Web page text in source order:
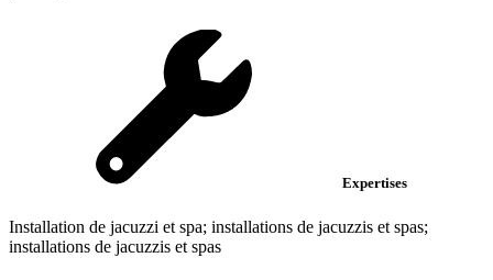
Expertises
Installation de jacuzzi et spa; installations de jacuzzis et spas;
installations de jacuzzis et spas